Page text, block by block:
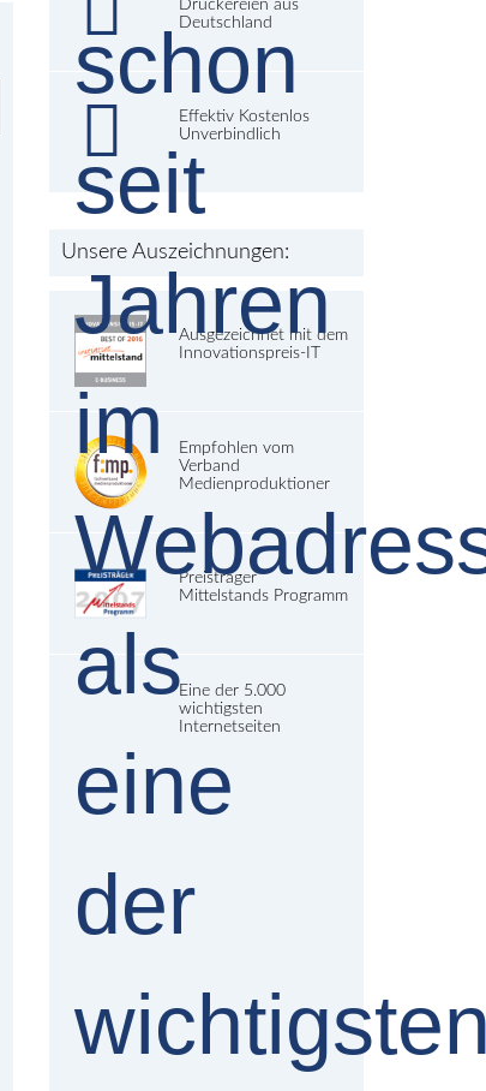
Druckereien aus
Deutschland
Effektiv Kostenlos
Unverbindlich
Unsere Auszeichnungen:
Ausgezeichnet mit dem
Innovationspreis-IT
Empfohlen vom
Verband
Medienproduktioner
Preisträger
Mittelstands Programm
Eine der 5.000
wichtigsten
Internetseiten